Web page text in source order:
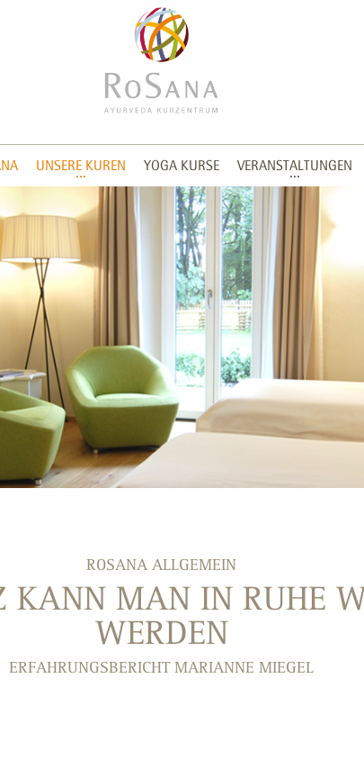
UNSERE KUREN YOGA KURSE VERANSTALTUNGEN
ROSANA ALLGEMEIN
KANN MAN IN RUHE
WERDEN
ERFAHRUNGSBERICHT MARIANNE MIEGEL